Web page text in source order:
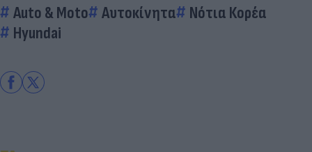
Auto & Moto Αυτοκίνητα
Νότια Κορέα
Hyundai